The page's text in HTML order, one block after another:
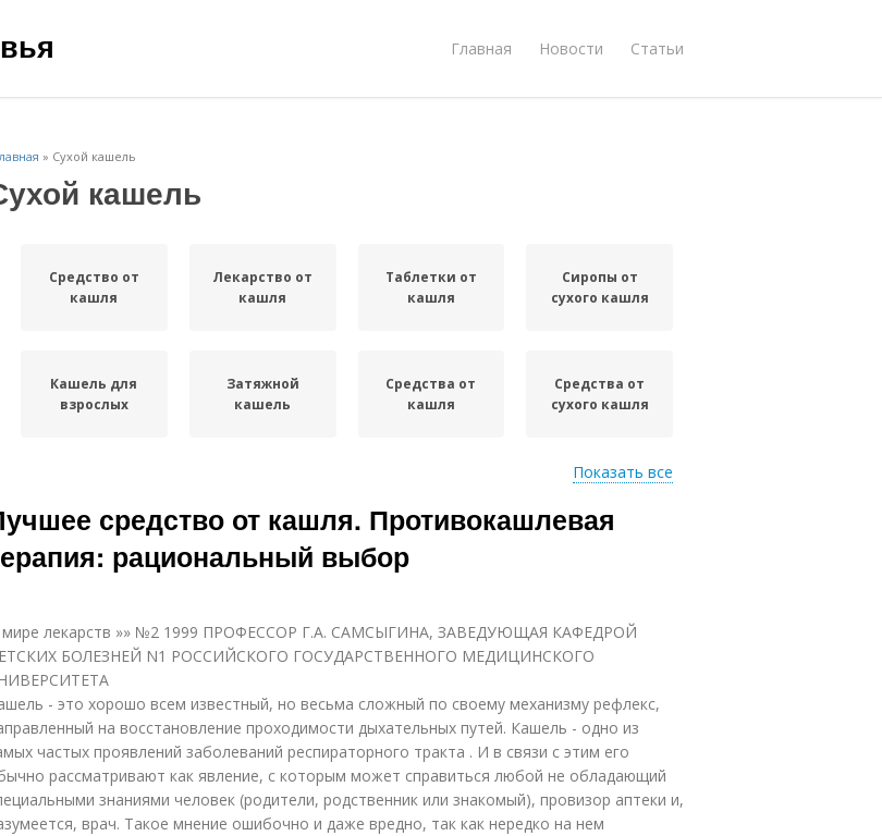
Главная Новости Статьи
» Сухой кашель
кашель
Средство от
кашля
Лекарство от
кашля
Таблетки от
кашля
Сиропы от
сухого кашля
Кашель для
взрослых
Затяжной
кашель
Средства от
кашля
Средства от
сухого кашля
сухом кашле
Показать все
средство от кашля. Противокашлевая
рациональный выбор
лекарств »» №2 1999 ПРОФЕССОР Г.А. САМСЫГИНА, ЗАВЕДУЮЩАЯ КАФЕДРОЙ
БОЛЕЗНЕЙ N1 РОССИЙСКОГО ГОСУДАРСТВЕННОГО МЕДИЦИНСКОГО
- это хорошо всем известный, но весьма сложный по своему механизму рефлекс,
на восстановление проходимости дыхательных путей. Кашель - одно из
частых проявлений заболеваний респираторного тракта . И в связи с этим его
рассматривают как явление, с которым может справиться любой не обладающий
знаниями человек (родители, родственник или знакомый), провизор аптеки и,
врач. Такое мнение ошибочно и даже вредно, так как нередко на нем